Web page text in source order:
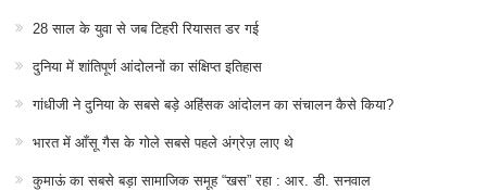
28 साल के युवा से जब टिहरी रियासत डर गई
दुनिया में शांतिपूर्ण आंदोलनों का संक्षिप्त इतिहास
गांधीजी ने दुनिया के सबसे बड़े अहिंसक आंदोलन का संचालन कैसे किया?
भारत में आँसू गैस के गोले सबसे पहले अंग्रेज़ लाए थे
कुमाऊं का सबसे बड़ा सामाजिक समूह “खस” रहा : आर. डी. सनवाल